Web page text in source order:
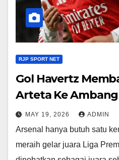
RJP SPORT NET
Gol Havertz
Arteta Ke
MAY 19, 2026 ADMIN
Arsenal hanya butuh satu
meraih gelar juara Liga